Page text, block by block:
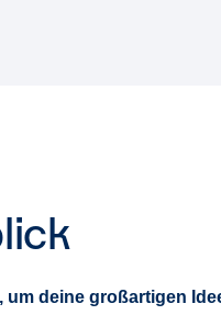
um deine großartigen